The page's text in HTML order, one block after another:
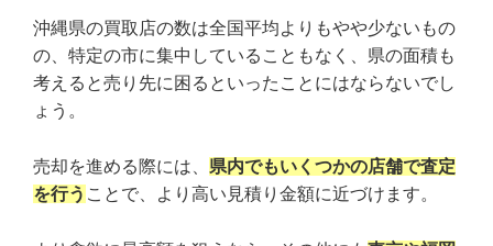
沖縄県の買取店の数は全国平均よりもやや少ないもの
の、特定の市に集中していることもなく、県の面積も
考えると売り先に困るといったことにはならないでし
ょう。
売却を進める際には、 県内でもいくつかの店舗で査定
を行う ことで、より高い見積り金額に近づけます。